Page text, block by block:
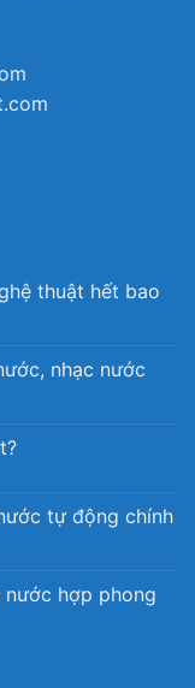
thuật hết bao
nhạc nước
tự động chính
hợp phong